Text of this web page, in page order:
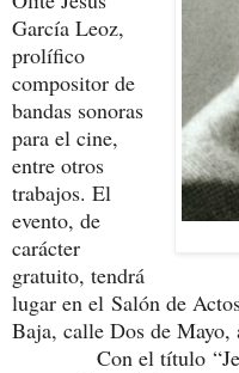
García Leoz,
prolífico
compositor de
bandas sonoras
para el cine,
entre otros
trabajos. El
evento, de
carácter
gratuito, tendrá
lugar en el Salón de
Baja, calle Dos de Mayo,
Con el título “Jesús